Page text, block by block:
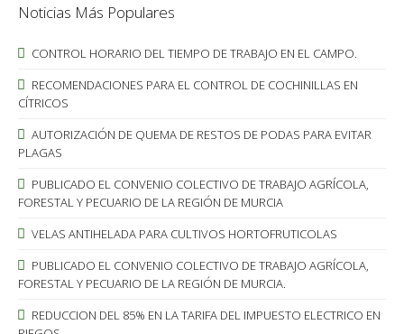
Noticias Más Populares
CONTROL HORARIO DEL TIEMPO DE TRABAJO EN EL CAMPO.
RECOMENDACIONES PARA EL CONTROL DE COCHINILLAS EN
CÍTRICOS
AUTORIZACIÓN DE QUEMA DE RESTOS DE PODAS PARA EVITAR
PLAGAS
PUBLICADO EL CONVENIO COLECTIVO DE TRABAJO AGRÍCOLA,
FORESTAL Y PECUARIO DE LA REGIÓN DE MURCIA
VELAS ANTIHELADA PARA CULTIVOS HORTOFRUTICOLAS
PUBLICADO EL CONVENIO COLECTIVO DE TRABAJO AGRÍCOLA,
FORESTAL Y PECUARIO DE LA REGIÓN DE MURCIA.
REDUCCION DEL 85% EN LA TARIFA DEL IMPUESTO ELECTRICO EN